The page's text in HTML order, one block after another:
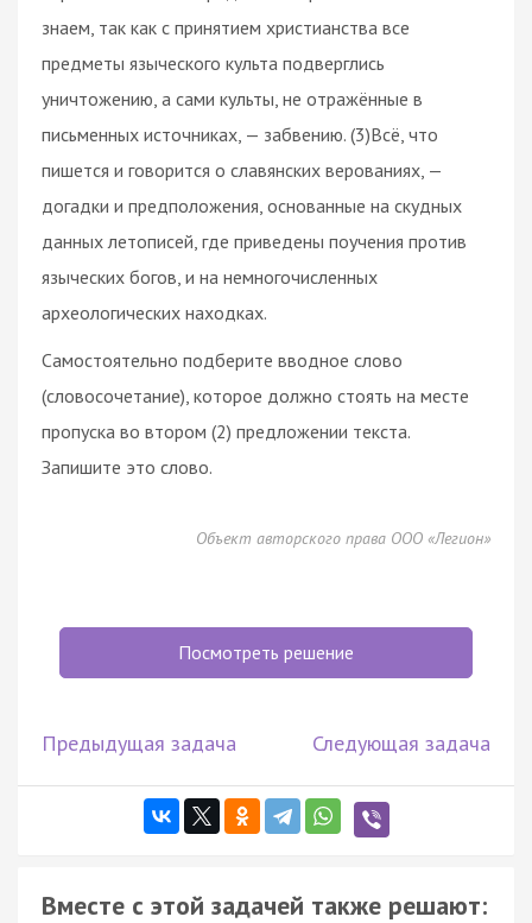
знаем, так как с принятием христианства все
предметы языческого культа подверглись
уничтожению, а сами культы, не отражённые в
письменных источниках, — забвению. (3)Всё, что
пишется и говорится о славянских верованиях, —
догадки и предположения, основанные на скудных
данных летописей, где приведены поучения против
языческих богов, и на немногочисленных
археологических находках.
Самостоятельно подберите вводное слово
(словосочетание), которое должно стоять на месте
пропуска во втором (2) предложении текста.
Запишите это слово.
Объект авторского права ООО «Легион»
Посмотреть решение
Предыдущая задача Следующая задача
Вместе с этой задачей также решают: